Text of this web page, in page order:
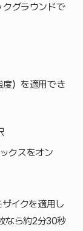
グラウンドで
）を適用でき
クスをオン
イクを適用し
なら約2分30秒